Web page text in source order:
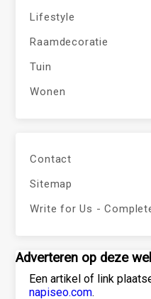
Lifestyle
Raamdecoratie
Tuin
Wonen
Contact
Sitemap
Write for Us -
Adverteren op deze
Een artikel of link
napiseo.com.